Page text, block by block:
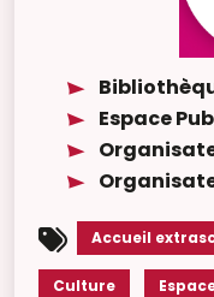
Espace
Accueil
Culture